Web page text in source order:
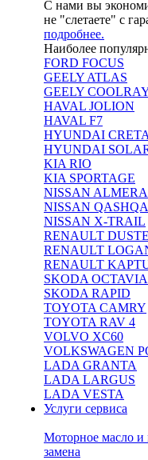
С нами вы
не "слетаете" с
подробнее.
Наиболее
FORD FOCUS
GEELY ATLAS
GEELY
HAVAL JOLION
HAVAL F7
HYUNDAI CRETA
HYUNDAI
KIA RIO
KIA SPORTAGE
NISSAN ALMERA
NISSAN
NISSAN X-TRAIL
RENAULT
RENAULT
RENAULT
SKODA OCTAVIA
SKODA RAPID
TOYOTA CAMRY
TOYOTA RAV 4
VOLVO XC60
VOLKSWAGEN
LADA GRANTA
LADA LARGUS
LADA VESTA
Услуги сервиса
Моторное масло и
замена